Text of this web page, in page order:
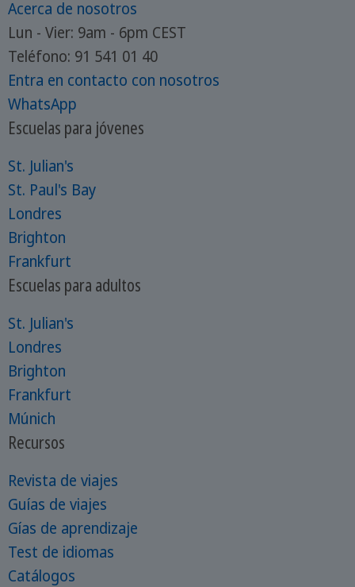
Acerca de nosotros
Lun - Vier: 9am - 6pm CEST
Teléfono: 91 541 01 40
Entra en contacto con nosotros
WhatsApp
Escuelas para jóvenes
St. Julian's
St. Paul's Bay
Londres
Brighton
Frankfurt
Escuelas para adultos
St. Julian's
Londres
Brighton
Frankfurt
Múnich
Recursos
Revista de viajes
Guías de viajes
Gías de aprendizaje
Test de idiomas
Catálogos